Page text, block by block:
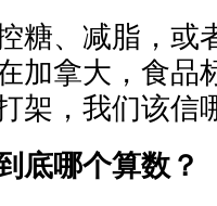
糖、减脂，或
加拿大，食品
架，我们该信
底哪个算数？